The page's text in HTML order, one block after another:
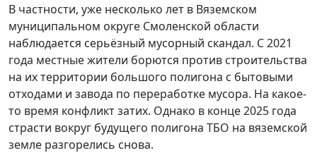
В частности, уже несколько лет в Вяземском
муниципальном округе Смоленской области
наблюдается серьёзный мусорный скандал. С 2021
года местные жители борются против строительства
на их территории большого полигона с бытовыми
отходами и завода по переработке мусора. На какое-
то время конфликт затих. Однако в конце 2025 года
страсти вокруг будущего полигона ТБО на вяземской
земле разгорелись снова.